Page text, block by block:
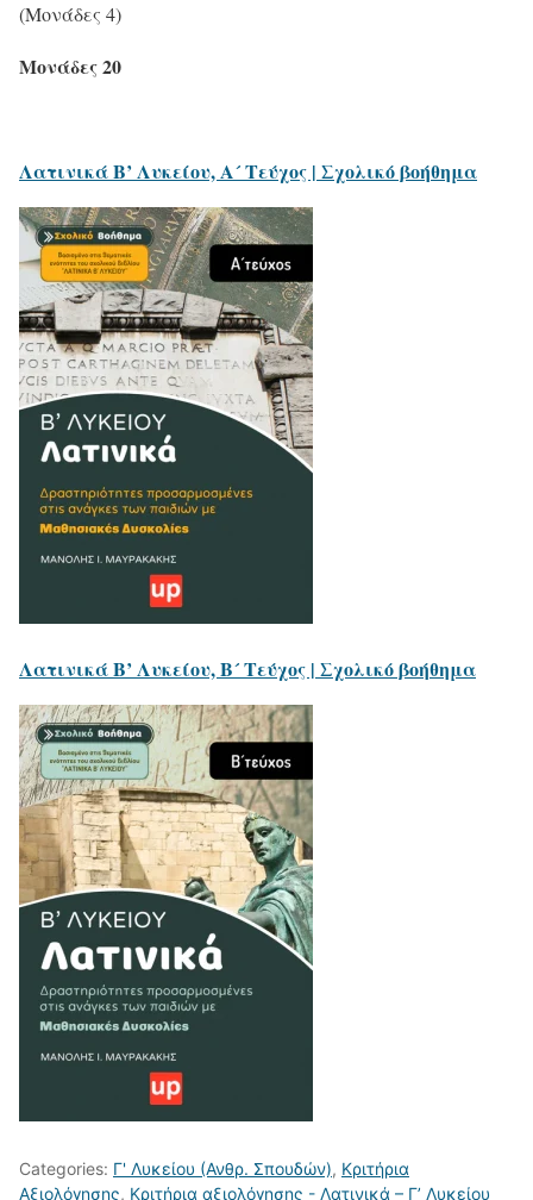
(Μονάδες 4)
Μονάδες 20
Λατινικά Β’ Λυκείου, Α´ Τεύχος | Σχολικό βοήθημα
Λατινικά Β’ Λυκείου, Β´ Τεύχος | Σχολικό βοήθημα
Categories: Γ' Λυκείου (Ανθρ. Σπουδών), Κριτήρια
Αξιολόγησης, Κριτήρια αξιολόγησης - Λατινικά – Γ’ Λυκείου